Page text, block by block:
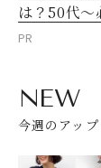
は？50代～
PR
NEW
今週のアップ